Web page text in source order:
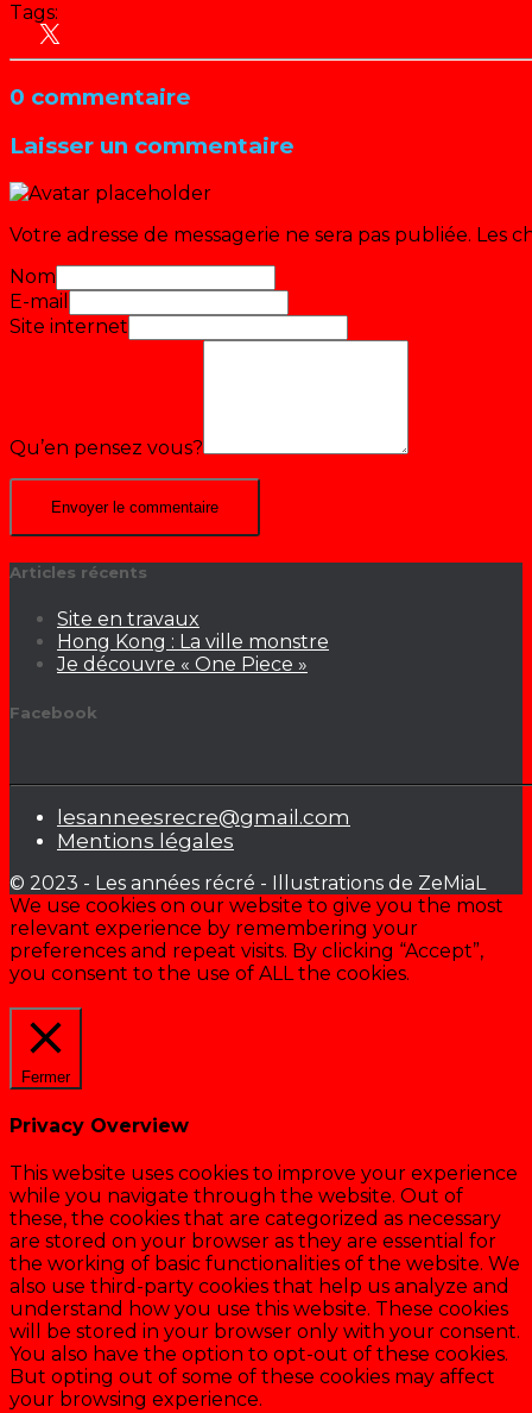
Tags:
0 commentaire
Laisser un commentaire
Votre adresse de messagerie ne sera pas publiée. Les
Nom
E-mail
Site internet
Qu’en pensez vous?
Articles récents
Site en travaux
Hong Kong : La ville monstre
Je découvre « One Piece »
Facebook
lesanneesrecre@gmail.com
Mentions légales
© 2023 - Les années récré - Illustrations de ZeMiaL
We use cookies on our website to give you the most
relevant experience by remembering your
preferences and repeat visits. By clicking “Accept”,
you consent to the use of ALL the cookies.
Fermer
Privacy Overview
This website uses cookies to improve your experience
while you navigate through the website. Out of
these, the cookies that are categorized as necessary
are stored on your browser as they are essential for
the working of basic functionalities of the website. We
also use third-party cookies that help us analyze and
understand how you use this website. These cookies
will be stored in your browser only with your consent.
You also have the option to opt-out of these cookies.
But opting out of some of these cookies may affect
your browsing experience.